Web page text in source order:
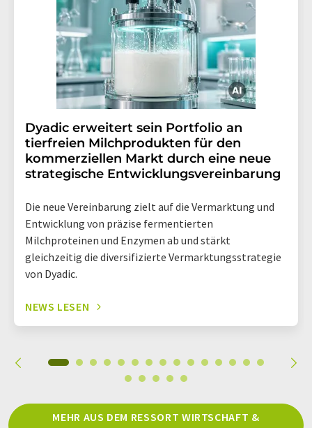
Dyadic erweitert sein Portfolio an
tierfreien Milchprodukten für den
kommerziellen Markt durch eine neue
strategische Entwicklungsvereinbarung
Die neue Vereinbarung zielt auf die Vermarktung und
Entwicklung von präzise fermentierten
Milchproteinen und Enzymen ab und stärkt
gleichzeitig die diversifizierte Vermarktungsstrategie
von Dyadic.
NEWS LESEN
MEHR AUS DEM RESSORT WIRTSCHAFT &